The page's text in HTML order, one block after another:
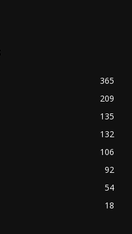
365
209
135
132
106
92
54
18